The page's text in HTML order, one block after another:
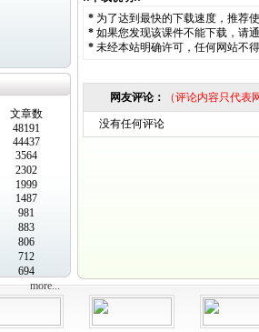
文章数
48191
44437
3564
2302
1999
1487
981
883
806
712
694
more...
* 为了达到最快的下载速度，推荐
* 如果您发现该课件不能下载，请
* 未经本站明确许可，任何网站不
网友评论： （评论内容只代
没有任何评论